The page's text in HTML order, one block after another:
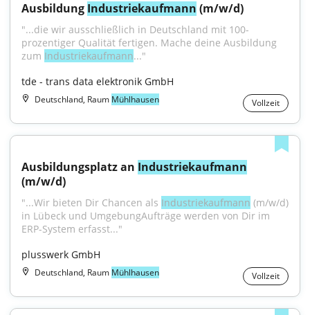
Ausbildung Industriekaufmann (m/w/d)
"...die wir ausschließlich in Deutschland mit 100-
prozentiger Qualität fertigen. Mache deine Ausbildung
zum Industriekaufmann..."
tde - trans data elektronik GmbH
Deutschland, Raum Mühlhausen Vollzeit
Ausbildungsplatz an Industriekaufmann
(m/w/d)
"...Wir bieten Dir Chancen als Industriekaufmann (m/w/d)
in Lübeck und UmgebungAufträge werden von Dir im
ERP-System erfasst..."
plusswerk GmbH
Deutschland, Raum Mühlhausen Vollzeit